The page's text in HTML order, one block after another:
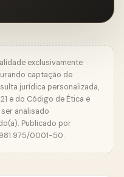
exclusivamente
captação de
jurídica personalizada,
e do Código de Ética e
analisado
Publicado por
0001-50.